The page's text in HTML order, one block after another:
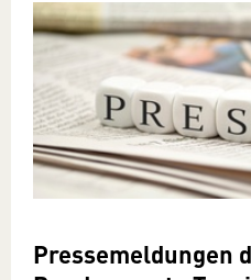
Pressemeldungen